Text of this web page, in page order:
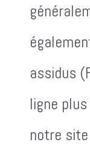
assidus
ligne
notre